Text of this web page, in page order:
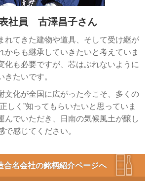
社員 古澤昌子さん
てきた建物や道具、そして受け継が
からも継承していきたいと考えていま
化も必要ですが、芯はぶれないように
きたいです。
化が全国に広がった今こそ、多くの
しく”知ってもらいたいと思っていま
んでいただき、日南の気候風土が醸し
で感じてください。
合名会社の銘柄紹介ページへ